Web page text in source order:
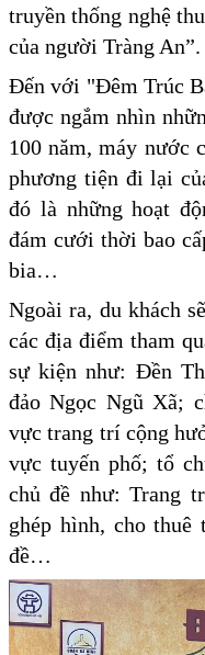
truyền thống nghệ
của người Tràng An”.
Đến với "Đêm Trúc
được ngắm nhìn
100 năm, máy nước
phương tiện đi lại
đó là những hoạt
đám cưới thời bao
bia…
Ngoài ra, du khách
các địa điểm tham
sự kiện như: Đền
đảo Ngọc Ngũ Xã;
vực trang trí cộng
vực tuyến phố; tổ
chủ đề như: Trang
ghép hình, cho thuê
đề…